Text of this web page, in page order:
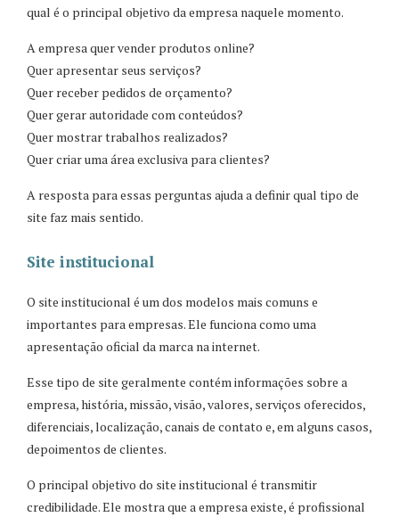
qual é o principal objetivo da empresa naquele momento.
A empresa quer vender produtos online?
Quer apresentar seus serviços?
Quer receber pedidos de orçamento?
Quer gerar autoridade com conteúdos?
Quer mostrar trabalhos realizados?
Quer criar uma área exclusiva para clientes?
A resposta para essas perguntas ajuda a definir qual tipo de
site faz mais sentido.
Site institucional
O site institucional é um dos modelos mais comuns e
importantes para empresas. Ele funciona como uma
apresentação oficial da marca na internet.
Esse tipo de site geralmente contém informações sobre a
empresa, história, missão, visão, valores, serviços oferecidos,
diferenciais, localização, canais de contato e, em alguns casos,
depoimentos de clientes.
O principal objetivo do site institucional é transmitir
credibilidade. Ele mostra que a empresa existe, é profissional